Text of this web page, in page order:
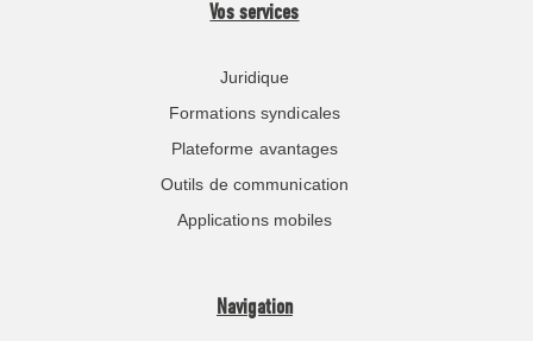
Vos services
Juridique
Formations syndicales
Plateforme avantages
Outils de communication
Applications mobiles
Navigation